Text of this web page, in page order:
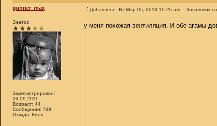
gunner_max
Знаток
Зарегистрирован:
26.09.2011
Возраст: 44
Сообщения: 709
Откуда: Киев
Добавлено: Вт Мар 05, 2013 10:26 am Заголовок
у меня похожая вентиляция. И обе агамы